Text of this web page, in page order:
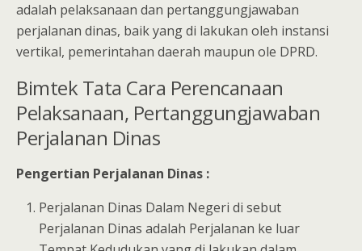
adalah pelaksanaan dan pertanggungjawaban
perjalanan dinas, baik yang di lakukan oleh instansi
vertikal, pemerintahan daerah maupun ole DPRD.
Bimtek Tata Cara Perencanaan
Pelaksanaan, Pertanggungjawaban
Perjalanan Dinas
Pengertian Perjalanan Dinas :
Perjalanan Dinas Dalam Negeri di sebut
Perjalanan Dinas adalah Perjalanan ke luar